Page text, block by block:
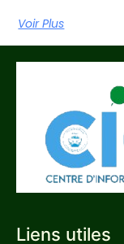
Voir Plus
Liens utiles